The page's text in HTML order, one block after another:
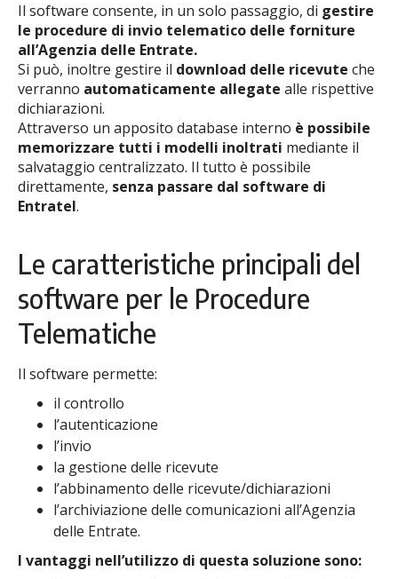
Il software consente, in un solo passaggio, di gestire
le procedure di invio telematico delle forniture
all’Agenzia delle Entrate.
Si può, inoltre gestire il download delle ricevute che
verranno automaticamente allegate alle rispettive
dichiarazioni.
Attraverso un apposito database interno è possibile
memorizzare tutti i modelli inoltrati mediante il
salvataggio centralizzato. Il tutto è possibile
direttamente, senza passare dal software di
Entratel.
Le caratteristiche principali del
software per le Procedure
Telematiche
Il software permette:
il controllo
l’autenticazione
l’invio
la gestione delle ricevute
l’abbinamento delle ricevute/dichiarazioni
l’archiviazione delle comunicazioni all’Agenzia
delle Entrate.
I vantaggi nell’utilizzo di questa soluzione sono: